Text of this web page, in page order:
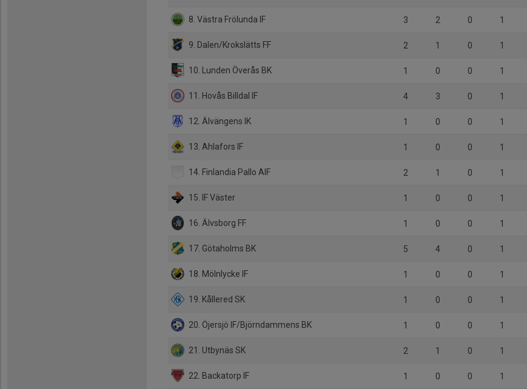
8. Västra Frölunda IF 3 2 0 1
9. Dalen/Krokslätts FF 2 1 0 1
10. Lunden Överås BK 1 0 0 1
11. Hovås Billdal IF 4 3 0 1
12. Älvängens IK 1 0 0 1
13. Ahlafors IF 1 0 0 1
14. Finlandia Pallo AIF 2 1 0 1
15. IF Väster 1 0 0 1
16. Älvsborg FF 1 0 0 1
17. Götaholms BK 5 4 0 1
18. Mölnlycke IF 1 0 0 1
19. Kållered SK 1 0 0 1
20. Öjersjö IF/Björndammens BK 1 0 0 1
21. Utbynäs SK 2 1 0 1
22. Backatorp IF 1 0 0 1